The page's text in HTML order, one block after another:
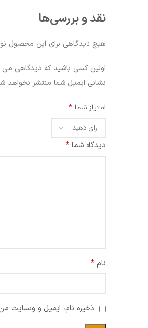
نقد و بررسی‌ها
هیچ دیدگاهی برای این محصول
اولین کسی باشید که دیدگاهی می
نشانی ایمیل شما منتشر نخواهد
امتیاز شما *
دیدگاه شما *
نام *
ذخیره نام، ایمیل و وبسایت